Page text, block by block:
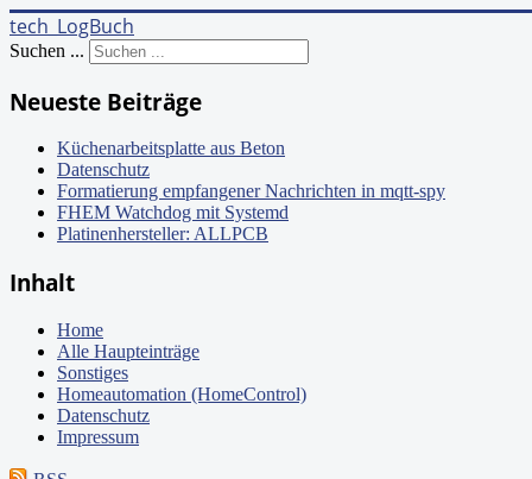
tech_LogBuch
Suchen ...
Neueste Beiträge
Küchenarbeitsplatte aus Beton
Datenschutz
Formatierung empfangener Nachrichten in mqtt-spy
FHEM Watchdog mit Systemd
Platinenhersteller: ALLPCB
Inhalt
Home
Alle Haupteinträge
Sonstiges
Homeautomation (HomeControl)
Datenschutz
Impressum